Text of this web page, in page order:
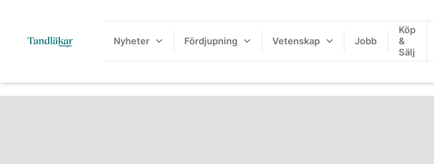
Nyheter Fördjupning Vetenskap Jobb
Köp
&
Sälj